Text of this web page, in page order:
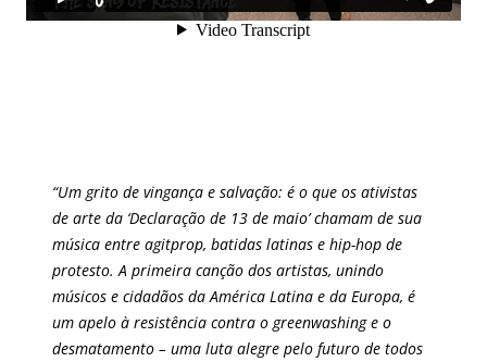
“Um grito de vingança e salvação: é o que os ativistas
de arte da ‘Declaração de 13 de maio’ chamam de sua
música entre agitprop, batidas latinas e hip-hop de
protesto. A primeira canção dos artistas, unindo
músicos e cidadãos da América Latina e da Europa, é
um apelo à resistência contra o greenwashinge o
desmatamento – uma luta alegre pelo futuro de todos